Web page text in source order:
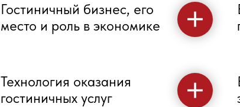
Технология оказания
гостиничных услуг
Гостиничный бизнес, его
место и роль в экономике